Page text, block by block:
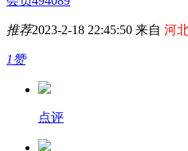
推荐2023-2-18 22:45:50 来自 河
1赞
点评